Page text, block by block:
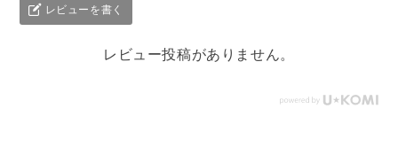
レビューを書く
レビュー投稿がありません。